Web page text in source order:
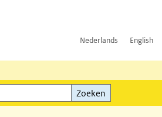
Nederlands English
Zoeken